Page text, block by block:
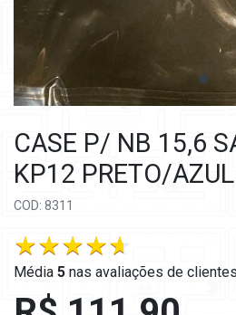
CASE P/ NB 15,6
KP12 PRETO/AZUL
COD: 8311
Média 5 nas avaliações de